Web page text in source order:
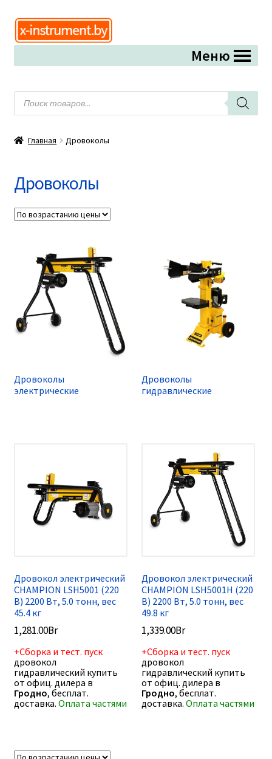
Перейти
к
Перейти
к
Меню
Поиск
товаров
Главная Дровоколы
Дровоколы
Дровоколы
электрические
Дровоколы
гидравлические
Дровокол электрический
CHAMPION LSH5001 (220
В) 2200 Вт, 5.0 тонн, вес
45.4 кг
1,281.00Br
+Сборка и тест. пуск
дровокол
гидравлический купить
от офиц. дилера в
Гродно, бесплат.
доставка. Оплата частями
Дровокол электрический
CHAMPION LSH5001H (220
В) 2200 Вт, 5.0 тонн, вес
49.8 кг
1,339.00Br
+Сборка и тест. пуск
дровокол
гидравлический купить
от офиц. дилера в
Гродно, бесплат.
доставка.Оплата частями